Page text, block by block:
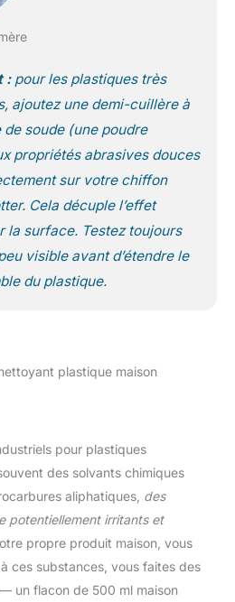
:pour les plastiques très
ajoutez une demi-cuillère à
de soude (une poudre
propriétés abrasives douces
sur votre chiffon
Cela décuple l’effet
la surface. Testez toujours
visible avant d’étendre le
du plastique.
plastique maison
pour plastiques
des solvants chimiques
aliphatiques, des
potentiellement irritants et
propre produit maison, vous
ces substances, vous faites des
un flacon de 500 ml maison